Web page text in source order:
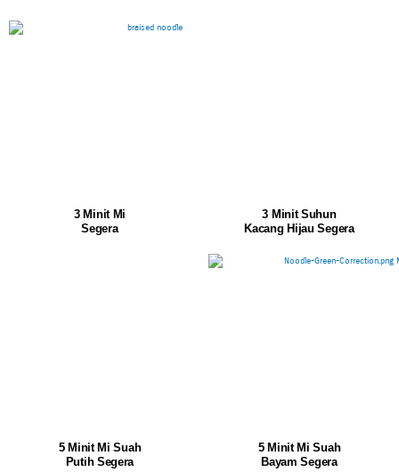
3 Minit Mi
Segera
3 Minit Suhun
Kacang Hijau Segera
5 Minit Mi Suah
Putih Segera
5 Minit Mi Suah
Bayam Segera